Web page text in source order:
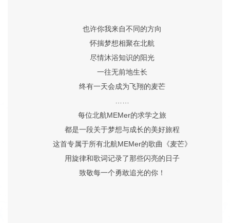
也许你我来自不同的方向
怀揣梦想相聚在北航
尽情沐浴知识的阳光
一往无前地生长
终有一天会成为飞翔的麦芒
每位北航MEMer的求学之旅
都是一段关于梦想与成长的美好旅程
这首专属于所有北航MEMer的歌曲《麦芒》
用旋律和歌词记录了那些闪亮的日子
致敬每一个勇敢追光的你！